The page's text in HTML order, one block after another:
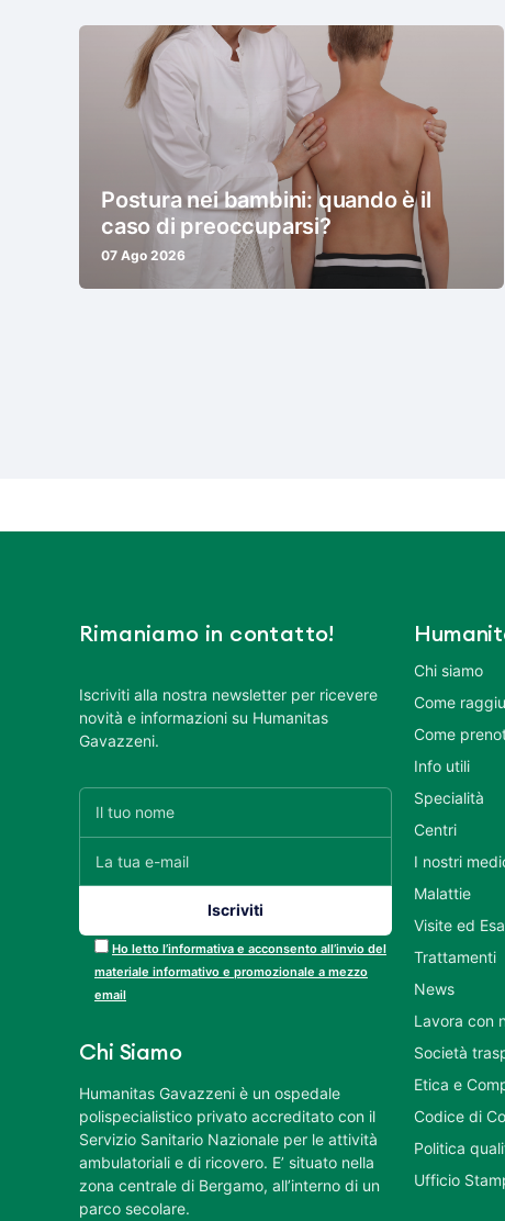
Postura nei bambini: quando è il
caso di preoccuparsi?
07 Ago 2026
Rimaniamo in contatto!
Iscriviti alla nostra newsletter per ricevere
novità e informazioni su Humanitas
Gavazzeni.
Ho letto l’informativa e acconsento all’invio del
materiale informativo e promozionale a mezzo
email
Chi Siamo
Humanitas Gavazzeni è un ospedale
polispecialistico privato accreditato con il
Servizio Sanitario Nazionale per le attività
ambulatoriali e di ricovero. E’ situato nella
zona centrale di Bergamo, all’interno di un
parco secolare.
Chi siamo
Come
Come
Info utili
Specialità
Centri
I nostri
Malattie
Visite ed
Trattamenti
News
Lavora con
Società
Etica e
Codice di
Politica
Ufficio